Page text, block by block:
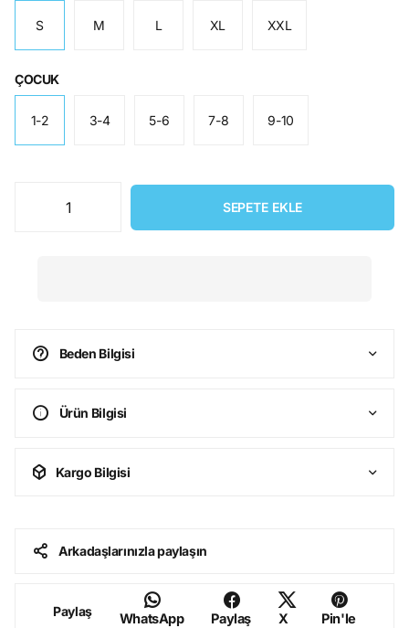
S M L XL XXL
ÇOCUK
1-2 3-4 5-6 7-8 9-10
SEPETE EKLE
Beden Bilgisi
Ürün Bilgisi
Kargo Bilgisi
Arkadaşlarınızla paylaşın
Paylaş WhatsApp Paylaş X Pin'le